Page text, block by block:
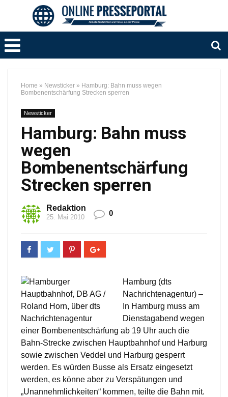
Home » Newsticker » Hamburg: Bahn muss wegen
Bombenentschärfung Strecken sperren
Newsticker
Hamburg: Bahn muss
wegen
Bombenentschärfung
Strecken sperren
Redaktion
25. Mai 2010 0
Hamburg (dts
Nachrichtenagentur) –
In Hamburg muss am
Dienstagabend wegen
einer Bombenentschärfung ab 19 Uhr auch die
Bahn-Strecke zwischen Hauptbahnhof und Harburg
sowie zwischen Veddel und Harburg gesperrt
werden. Es würden Busse als Ersatz eingesetzt
werden, es könne aber zu Verspätungen und
„Unannehmlichkeiten“ kommen, teilte die Bahn mit.